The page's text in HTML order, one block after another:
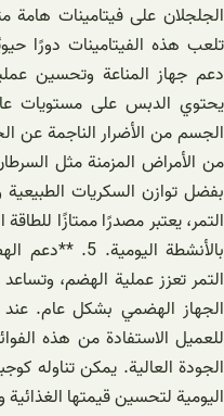
تلعب هذه الفيتامينات دورًا
يحتوي الدبس على مستويات
الجسم من الأضرار الناجمة عن
بفضل توازن السكريات
التمر، يعتبر مصدرًا ممتازًا
بالأنشطة
التمر تعزز عملية الهضم،
الجهاز الهضمي بشكل عام.
للعميل الاستفادة من هذه
الجودة العالية. يمكن تناوله
اليومية لتحسين قيمتها الغذائية